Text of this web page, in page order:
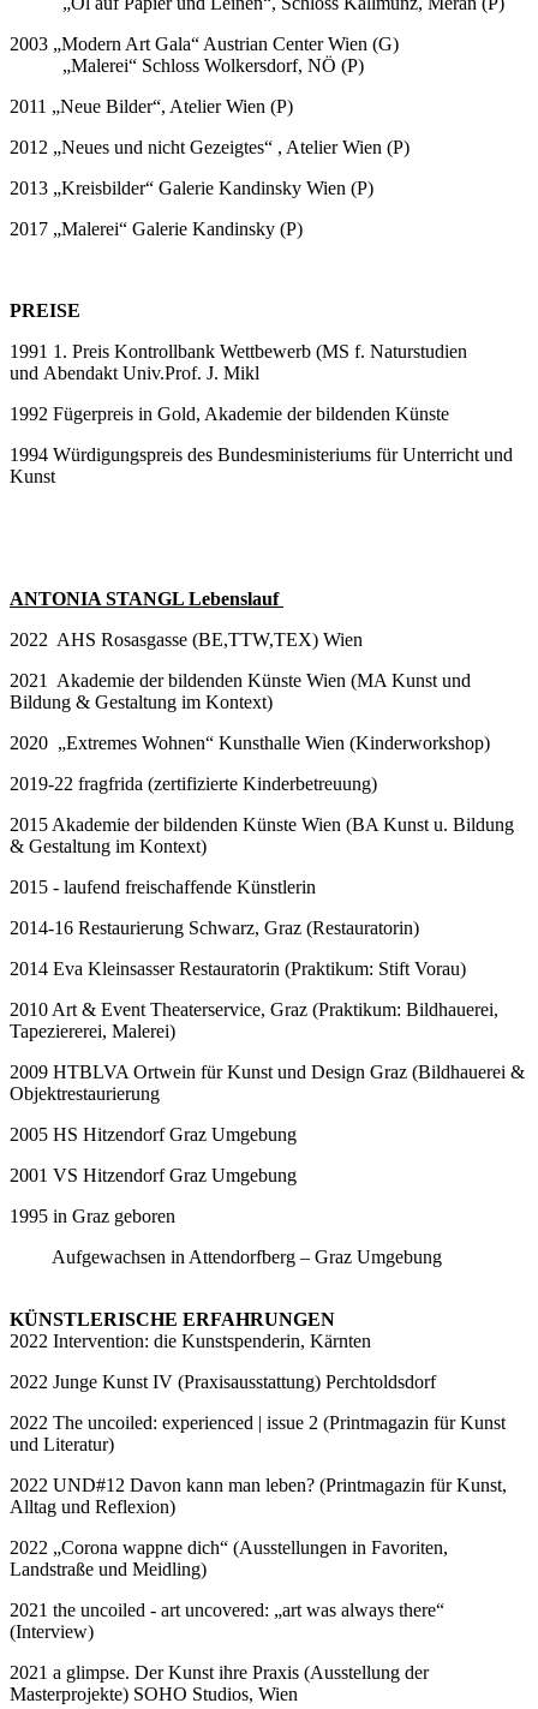
2003 „Modern Art Gala“ Austrian Center Wien (G)
„Malerei“ Schloss Wolkersdorf, NÖ (P)
2011 „Neue Bilder“, Atelier Wien (P)
2012 „Neues und nicht Gezeigtes“ , Atelier Wien (P)
2013 „Kreisbilder“ Galerie Kandinsky Wien (P)
2017 „Malerei“ Galerie Kandinsky (P)
PREISE
1991 1. Preis Kontrollbank Wettbewerb (MS f. Naturstudien
und Abendakt Univ.Prof. J. Mikl
1992 Fügerpreis in Gold, Akademie der bildenden Künste
1994 Würdigungspreis des Bundesministeriums für Unterricht und
Kunst
ANTONIA STANGL Lebenslauf
2022 AHS Rosasgasse (BE,TTW,TEX) Wien
2021 Akademie der bildenden Künste Wien (MA Kunst und
Bildung & Gestaltung im Kontext)
2020 „Extremes Wohnen“ Kunsthalle Wien (Kinderworkshop)
2019-22 fragfrida (zertifizierte Kinderbetreuung)
2015 Akademie der bildenden Künste Wien (BA Kunst u. Bildung
& Gestaltung im Kontext)
2015 - laufend freischaffende Künstlerin
2014-16 Restaurierung Schwarz, Graz (Restauratorin)
2014 Eva Kleinsasser Restauratorin (Praktikum: Stift Vorau)
2010 Art & Event Theaterservice, Graz (Praktikum: Bildhauerei,
Tapeziererei, Malerei)
2009 HTBLVA Ortwein für Kunst und Design Graz (Bildhauerei &
Objektrestaurierung
2005 HS Hitzendorf Graz Umgebung
2001 VS Hitzendorf Graz Umgebung
1995 in Graz geboren
Aufgewachsen in Attendorfberg – Graz Umgebung
KÜNSTLERISCHE ERFAHRUNGEN
2022 Intervention: die Kunstspenderin, Kärnten
2022 Junge Kunst IV (Praxisausstattung) Perchtoldsdorf
2022 The uncoiled: experienced | issue 2 (Printmagazin für Kunst
und Literatur)
2022 UND#12 Davon kann man leben? (Printmagazin für Kunst,
Alltag und Reflexion)
2022 „Corona wappne dich“ (Ausstellungen in Favoriten,
Landstraße und Meidling)
2021 the uncoiled - art uncovered: „art was always there“
(Interview)
2021 a glimpse. Der Kunst ihre Praxis (Ausstellung der
Masterprojekte) SOHO Studios, Wien